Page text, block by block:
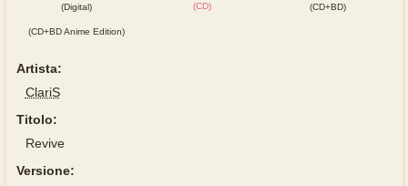
(Digital) (CD) (CD+BD)
(CD+BD Anime Edition)
Artista:
ClariS
Titolo:
Revive
Versione: